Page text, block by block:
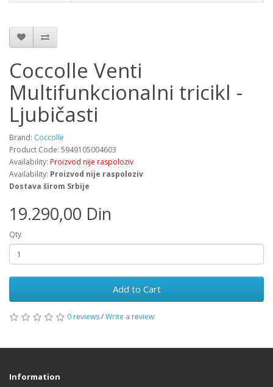
Coccolle Venti
Multifunkcionalni tricikl -
Ljubičasti
Brand: Coccolle
Product Code: 5949105004603
Availability: Proizvod nije raspoloziv
Availability: Proizvod nije raspoloziv
Dostava širom Srbije
19.290,00 Din
Qty
Add to Cart
0 reviews/Write a review
Information